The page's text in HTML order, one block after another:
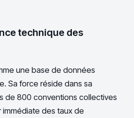
technique des
une base de données
Sa force réside dans sa
de 800 conventions collectives
immédiate des taux de